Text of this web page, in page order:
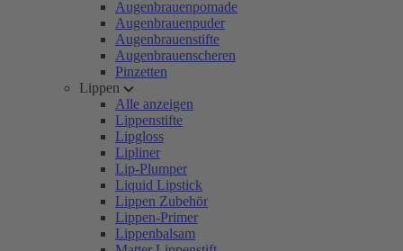
Augenbrauenpomade
Augenbrauenpuder
Augenbrauenstifte
Augenbrauenscheren
Pinzetten
Lippen
Alle anzeigen
Lippenstifte
Lipgloss
Lipliner
Lip-Plumper
Liquid Lipstick
Lippen Zubehör
Lippen-Primer
Lippenbalsam